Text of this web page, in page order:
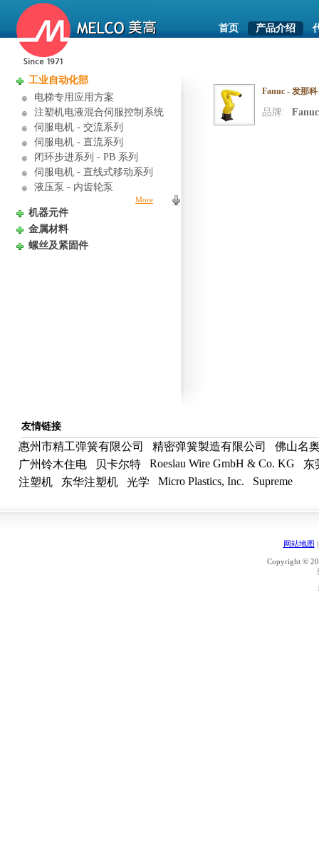
首页 产品介绍
工业自动化部
电梯专用应用方案
注塑机电液混合伺服控制系统
伺服电机 - 交流系列
伺服电机 - 直流系列
闭环步进系列 - PB 系列
伺服电机 - 直线式移动系列
液压泵 - 内齿轮泵
More
机器元件
金属材料
螺丝及紧固件
Fanuc - 发那科
品牌: Fanuc
友情链接
惠州市精工弹簧有限公司 精密弹簧製造有限公司
佛山名
广州铃木住电
贝卡尔特 Roeslau Wire GmbH & Co. KG
东
注塑机
东华注塑机 光学 Micro Plastics, Inc. Supreme
网站地图
Copyright ©